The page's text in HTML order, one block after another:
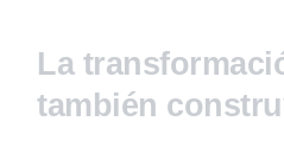
La
también